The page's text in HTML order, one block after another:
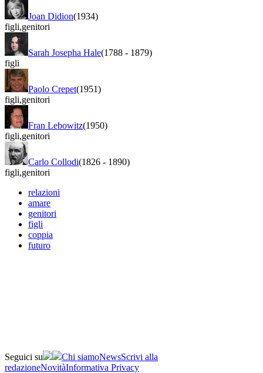
Joan Didion(1934)
figli,genitori
Sarah Josepha Hale(1788 - 1879)
figli
Paolo Crepet(1951)
figli,genitori
Fran Lebowitz(1950)
figli,genitori
Carlo Collodi(1826 - 1890)
figli,genitori
relazioni
amare
genitori
figli
coppia
futuro
Seguici su Chi siamoNewsScrivi alla
redazioneNovitàInformativa Privacy